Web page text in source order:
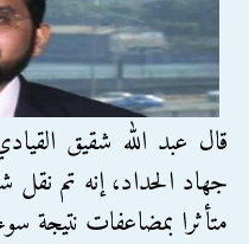
قال عبد الله شقيق
جهاد الحداد، إنه تم نقل
متأثرا بمضاعفات نتيجة